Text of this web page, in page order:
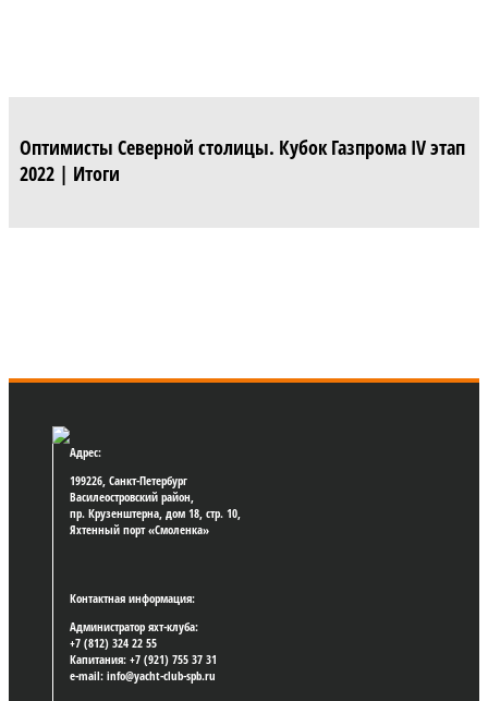
Оптимисты Северной столицы. Кубок Газпрома IV этап
2022 | Итоги
Адрес:
199226, Санкт-Петербург
Василеостровский район,
пр. Крузенштерна, дом 18, стр. 10,
Яхтенный порт «Смоленка»
Контактная информация:
Администратор яхт-клуба:
+7 (812) 324 22 55
Капитания: +7 (921) 755 37 31
e-mail: info@yacht-club-spb.ru